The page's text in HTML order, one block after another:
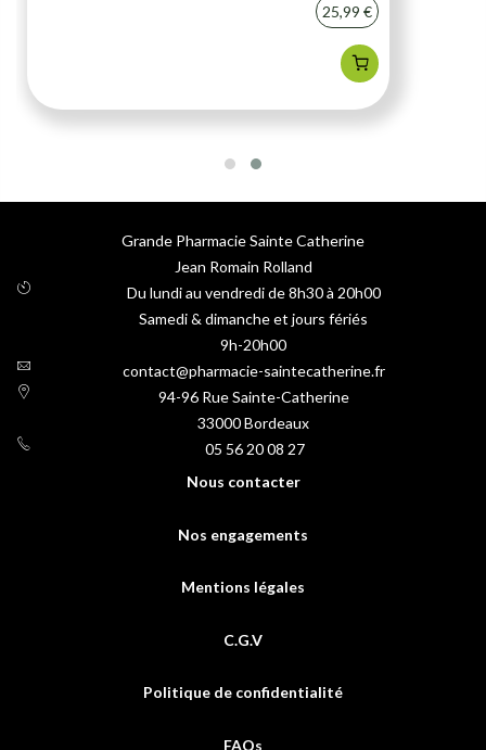
25,99 €
Grande Pharmacie Sainte Catherine
Jean Romain Rolland
Du lundi au vendredi de 8h30 à 20h00
Samedi & dimanche et jours fériés
9h-20h00
contact@pharmacie-saintecatherine.fr
94-96 Rue Sainte-Catherine
33000Bordeaux
05 56 20 08 27
Nous contacter
Nos engagements
Mentions légales
C.G.V
Politique de confidentialité
FAQs